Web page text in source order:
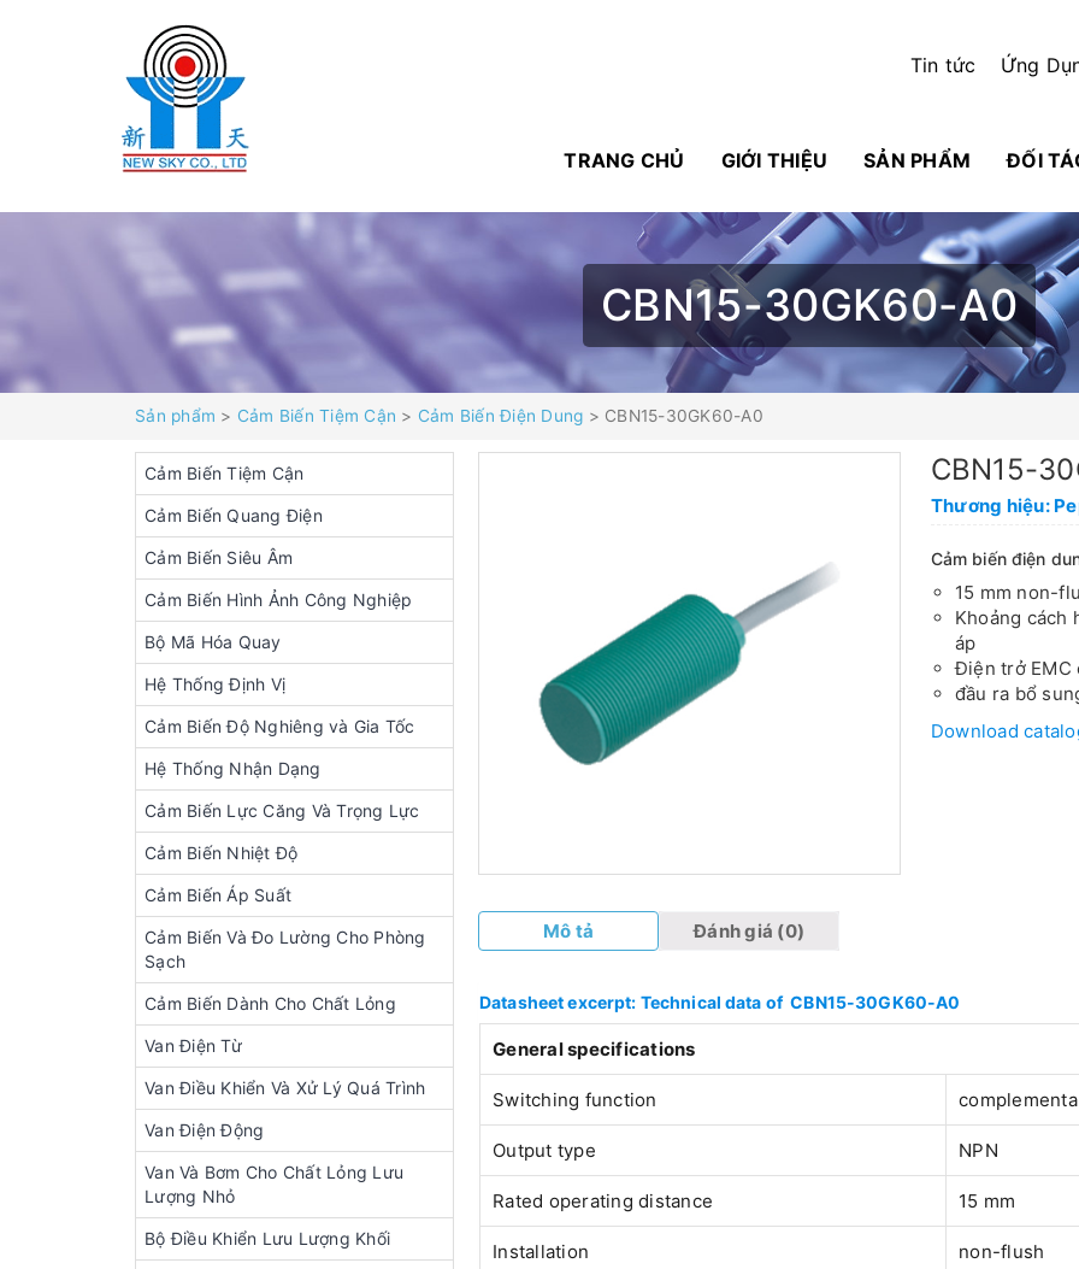
Tin tức Ứng
TRANG CHỦ GIỚI THIỆU SẢN PHẨM ĐỐI
CBN15-30GK60-A0
Sản phẩm > Cảm Biến Tiệm Cận > Cảm Biến Điện Dung > CBN15-30GK60-A0
Cảm Biến Tiệm Cận
Cảm Biến Quang Điện
Cảm Biến Siêu Âm
Cảm Biến Hình Ảnh Công Nghiệp
Bộ Mã Hóa Quay
Hệ Thống Định Vị
Cảm Biến Độ Nghiêng và Gia Tốc
Hệ Thống Nhận Dạng
Cảm Biến Lực Căng Và Trọng Lực
Cảm Biến Nhiệt Độ
Cảm Biến Áp Suất
Cảm Biến Và Đo Lường Cho Phòng
Sạch
Cảm Biến Dành Cho Chất Lỏng
Van Điện Từ
Van Điều Khiển Và Xử Lý Quá Trình
Van Điện Động
Van Và Bơm Cho Chất Lỏng Lưu
Lượng Nhỏ
Bộ Điều Khiển Lưu Lượng Khối
CBN15-
Thương hiệu:
Cảm biến điện
15 mm non-
Khoảng cách
áp
Điện trở EMC
đầu ra bổ
Download
Mô tả Đánh giá (0)
Datasheet excerpt: Technical data of CBN15-30GK60-A0
General specifications
Switching function
Output type NPN
Rated operating distance 15 mm
Installation non-flush